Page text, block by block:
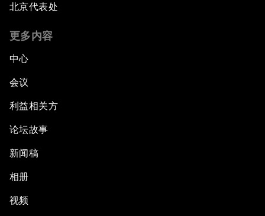
北京代表处
更多内容
中心
会议
利益相关方
论坛故事
新闻稿
相册
视频